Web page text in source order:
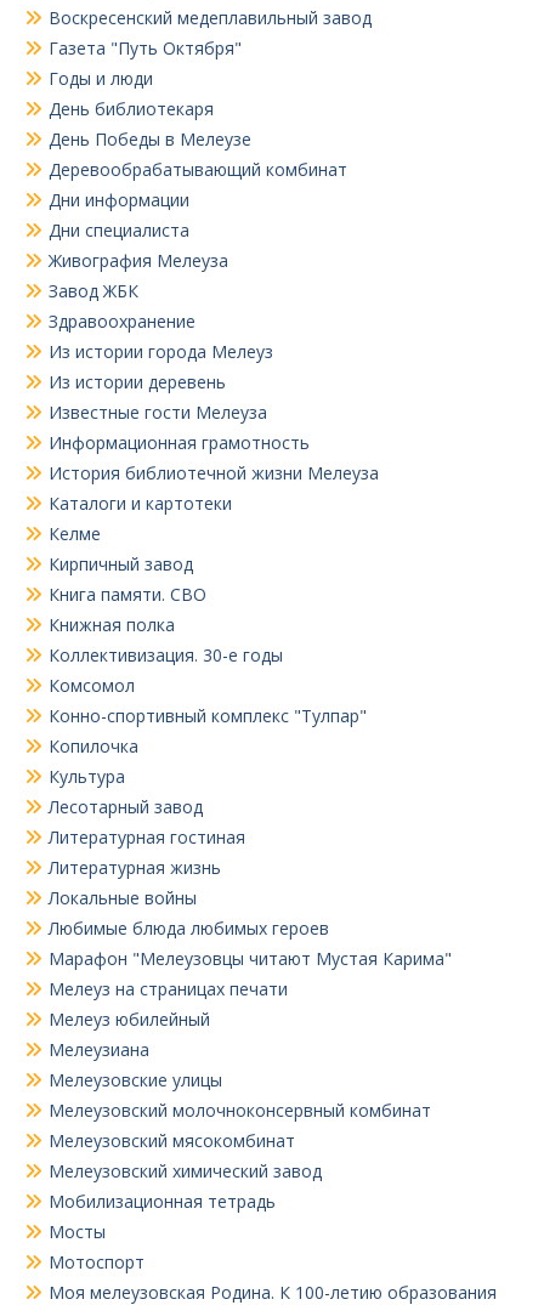
Воскресенский медеплавильный завод
Газета "Путь Октября"
Годы и люди
День библиотекаря
День Победы в Мелеузе
Деревообрабатывающий комбинат
Дни информации
Дни специалиста
Живография Мелеуза
Завод ЖБК
Здравоохранение
Из истории города Мелеуз
Из истории деревень
Известные гости Мелеуза
Информационная грамотность
История библиотечной жизни Мелеуза
Каталоги и картотеки
Келме
Кирпичный завод
Книга памяти. СВО
Книжная полка
Коллективизация. 30-е годы
Комсомол
Конно-спортивный комплекс "Тулпар"
Копилочка
Культура
Лесотарный завод
Литературная гостиная
Литературная жизнь
Локальные войны
Любимые блюда любимых героев
Марафон "Мелеузовцы читают Мустая Карима"
Мелеуз на страницах печати
Мелеуз юбилейный
Мелеузиана
Мелеузовские улицы
Мелеузовский молочноконсервный комбинат
Мелеузовский мясокомбинат
Мелеузовский химический завод
Мобилизационная тетрадь
Мосты
Мотоспорт
Моя мелеузовская Родина. К 100-летию образования